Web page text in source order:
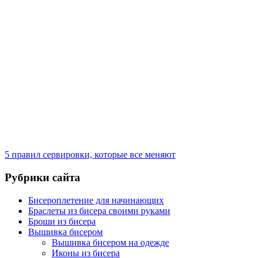
5 правил сервировки, которые все меняют
Рубрики сайта
Бисероплетение для начинающих
Браслеты из бисера своими руками
Броши из бисера
Вышивка бисером
Вышивка бисером на одежде
Иконы из бисера